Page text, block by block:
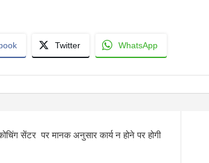
Twitter WhatsApp
सेंटर पर मानक अनुसार कार्य न होने पर होगी